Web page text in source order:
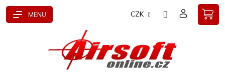
Přejít
CZK